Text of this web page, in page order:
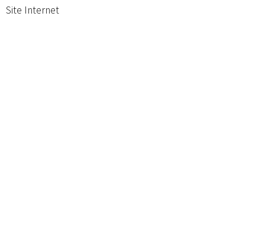
Site Internet